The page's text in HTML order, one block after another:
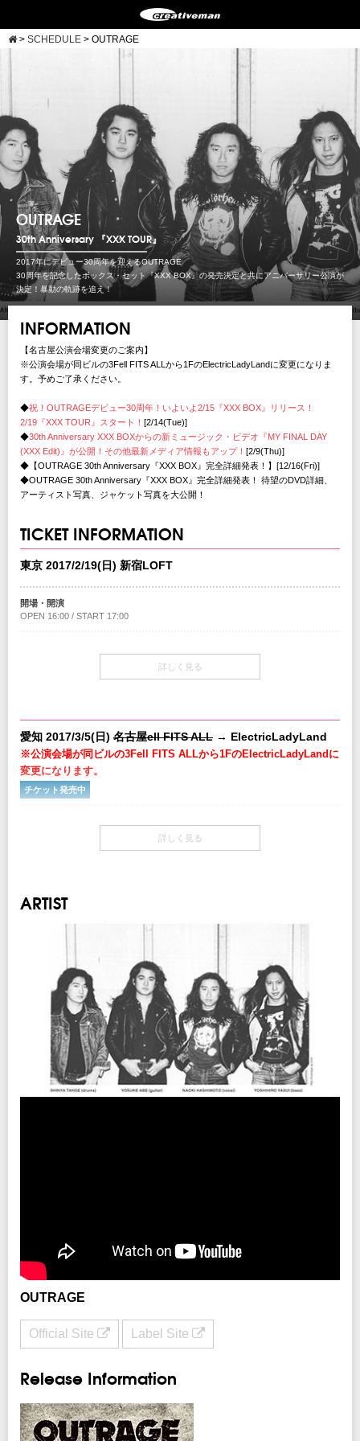
> SCHEDULE > OUTRAGE
OUTRAGE
30th Anniversary 『XXX TOUR』
2017年にデビュー30周年を迎えるOUTRAGE
30周年を記念したボックス・セット『XXX BOX』の発売決定と共にアニバーサリー公演が
決定！暴動の軌跡を追え！
INFORMATION
【名古屋公演会場変更のご案内】
※公演会場が同ビルの3Fell FITS ALLから1FのElectricLadyLandに変更になりま
す。予めご了承ください。
◆祝！OUTRAGEデビュー30周年！いよいよ2/15『XXX BOX』リリース！
2/19『XXX TOUR』スタート！ [2/14(Tue)]
◆30th Anniversary XXX BOXからの新ミュージック・ビデオ『MY FINAL DAY
(XXX Edit)』が公開！その他最新メディア情報もアップ！ [2/9(Thu)]
◆【OUTRAGE 30th Anniversary『XXX BOX』完全詳細発表！】[12/16(Fri)]
◆OUTRAGE 30th Anniversary『XXX BOX』完全詳細発表！ 待望のDVD詳細、
アーティスト写真、ジャケット写真を大公開！
TICKET INFORMATION
東京 2017/2/19(日) 新宿LOFT
開場・開演
OPEN 16:00 / START 17:00
￥5,400-(税込/All Standing/1Drink別)
プレイガイド
イープラス： eplus.jp
チケットぴあ：0570-02-9999 Pコード：315-896
ローソンチケット ：0570-084-003 Lコード：75052
※0570で始まる電話番号は、一部携帯・PHS不可
※6歳以上有料 ※6歳未満保護者一名につき一名まで同伴可
（当日安全確保の為、お子さま連れのお客様の観覧エリアを制限させて頂く場合
クリエイティブマン TEL：03-3499-6669
ユニバーサル ミュージック
詳しく見る
愛知 2017/3/5(日) 名古屋ell FITS ALL → ElectricLadyLand
※公演会場が同ビルの3Fell FITS ALLから1FのElectricLadyLandに
変更になります。
チケット発売中
チケット発売日
12/3(土)10:00am～
※6歳以上有料 ※6歳未満保護者一名につき一名まで同伴可
（当日安全確保の為、お子さま連れのお客様の観覧エリアを制限させて頂く場合
がありますので予めご了承下さい）
サンデーフォークプロモーション
TEL：052-320-9100
主催：bayfm/ 後援：
SPACE SHOWER TV
企画・制作：Live Power Creative/ クリエイティブマン
詳しく見る
ARTIST
OUTRAGE
Official Site Label Site
Release Information